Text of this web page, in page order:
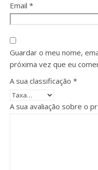
Email *
Guardar o meu nome,
próxima vez que eu
A sua classificação *
A sua avaliação sobre o